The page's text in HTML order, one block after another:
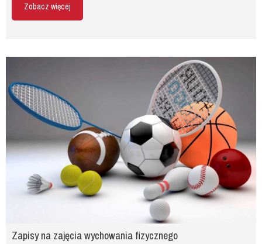
Zobacz więcej
Zapisy na zajęcia wychowania fizycznego